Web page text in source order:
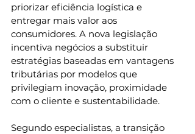
priorizar eficiência logística e
entregar mais valor aos
consumidores. A nova legislação
incentiva negócios a substituir
estratégias baseadas em vantagens
tributárias por modelos que
privilegiam inovação, proximidade
com o cliente e sustentabilidade.
Segundo especialistas, a transição